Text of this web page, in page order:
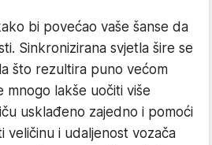
bi povećao vaše šanse da
Sinkronizirana svjetla šire se
što rezultira puno većom
mnogo lakše uočiti više
usklađeno zajedno i pomoći
veličinu i udaljenost vozača